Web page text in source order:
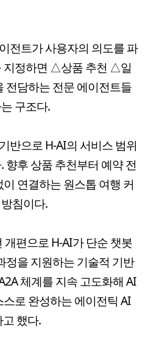
전트가 사용자의 의도를 파
지정하면 △상품 추천 △일
담하는 전문 에이전트들
구조다.
반으로 H-AI의 서비스 범위
향후 상품 추천부터 예약 전
연결하는 원스톱 여행 커
침이다.
개편으로 H-AI가 단순 챗봇
정을 지원하는 기술적 기반
체계를 지속 고도화해 AI
로 완성하는 에이전틱 AI
했다.